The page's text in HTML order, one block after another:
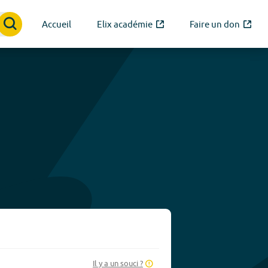
Accueil Elix académie Faire un don
Il y a un souci ?